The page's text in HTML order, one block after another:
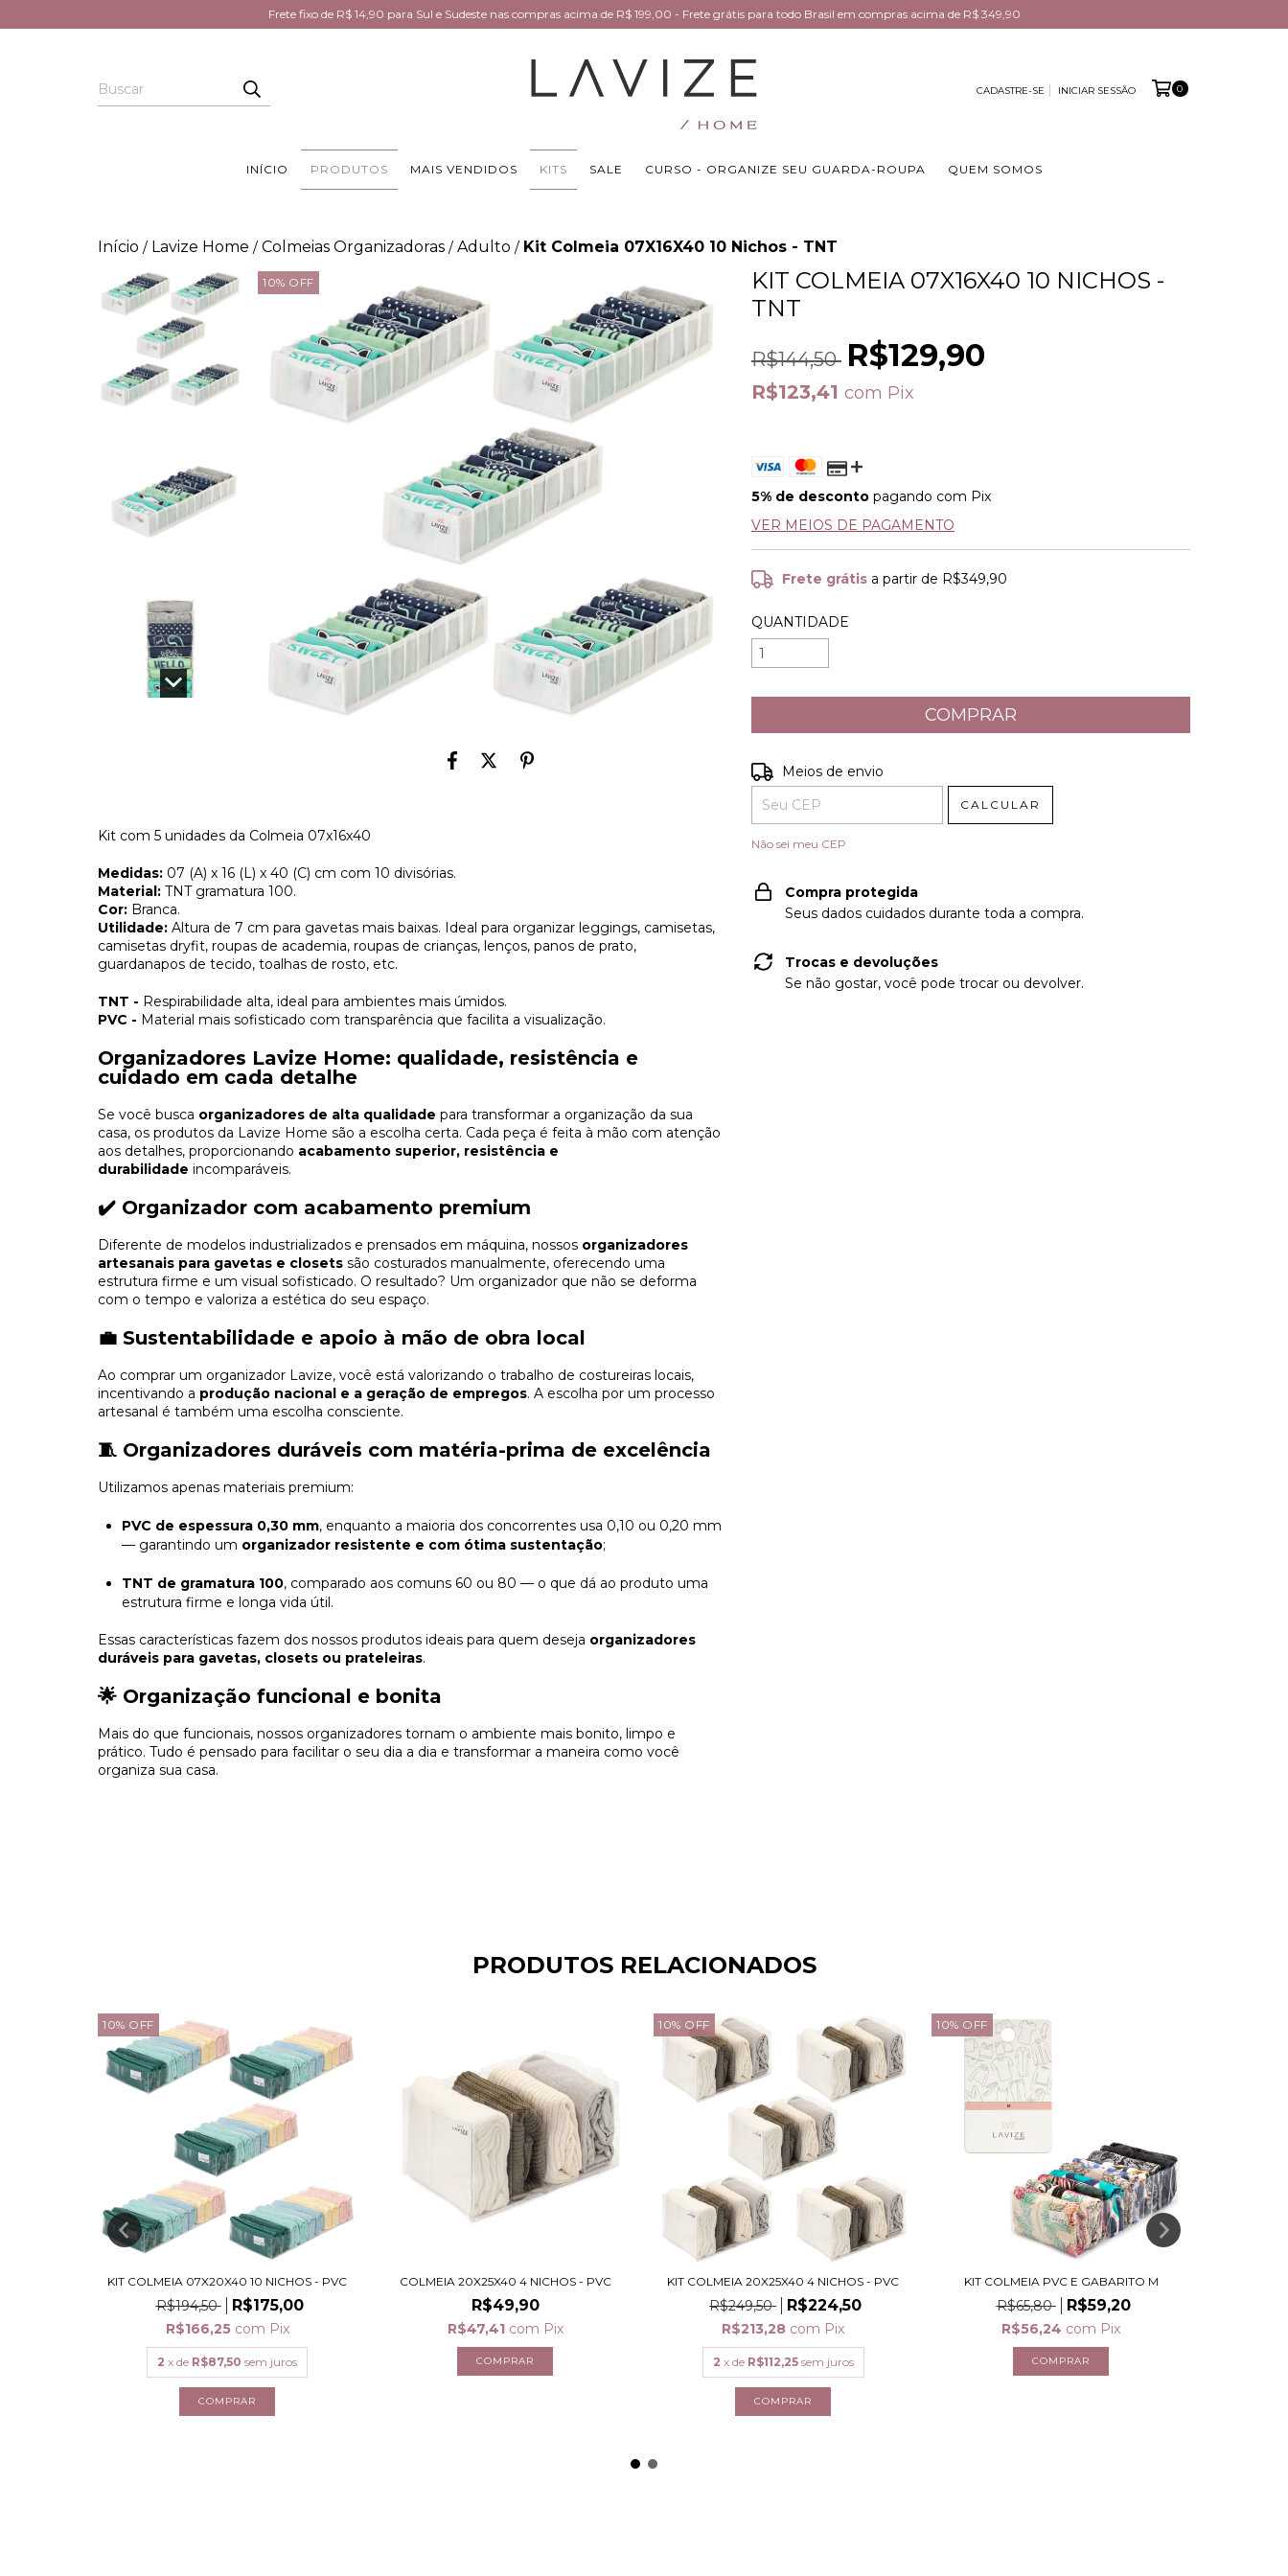
Frete fixo de R$ 14,90 para Sul e Sudeste nas compras acima de R$ 199,00 - Frete grátis para todo Brasil em compras acima de R$ 349,90
CADASTRE-SE INICIAR SESSÃO 0
INÍCIO PRODUTOS MAIS VENDIDOS KITS SALE CURSO - ORGANIZE SEU GUARDA-ROUPA QUEM SOMOS
Início / Lavize Home / Colmeias Organizadoras / Adulto / Kit Colmeia 07X16X40 10 Nichos - TNT
10% OFF
Kit com 5 unidades da Colmeia 07x16x40
Medidas: 07 (A) x 16 (L) x 40 (C) cm com 10 divisórias.
Material: TNT gramatura 100.
Cor: Branca.
Utilidade: Altura de 7 cm para gavetas mais baixas. Ideal para organizar leggings, camisetas,
camisetas dryfit, roupas de academia, roupas de crianças, lenços, panos de prato,
guardanapos de tecido, toalhas de rosto, etc.
TNT - Respirabilidade alta, ideal para ambientes mais úmidos.
PVC - Material mais sofisticado com transparência que facilita a visualização.
Organizadores Lavize Home: qualidade, resistência e
cuidado em cada detalhe
Se você busca organizadores de alta qualidade para transformar a organização da sua
casa, os produtos da Lavize Home são a escolha certa. Cada peça é feita à mão com atenção
aos detalhes, proporcionando acabamento superior, resistência e
durabilidade incomparáveis.
✔️ Organizador com acabamento premium
Diferente de modelos industrializados e prensados em máquina, nossos organizadores
artesanais para gavetas e closets são costurados manualmente, oferecendo uma
estrutura firme e um visual sofisticado. O resultado? Um organizador que não se deforma
com o tempo e valoriza a estética do seu espaço.
💼 Sustentabilidade e apoio à mão de obra local
Ao comprar um organizador Lavize, você está valorizando o trabalho de costureiras locais,
incentivando a produção nacional e a geração de empregos. A escolha por um processo
artesanal é também uma escolha consciente.
🧵 Organizadores duráveis com matéria-prima de excelência
Utilizamos apenas materiais premium:
PVC de espessura 0,30 mm, enquanto a maioria dos concorrentes usa 0,10 ou 0,20 mm
— garantindo um organizador resistente e com ótima sustentação;
TNT de gramatura 100, comparado aos comuns 60 ou 80 — o que dá ao produto uma
estrutura firme e longa vida útil.
Essas características fazem dos nossos produtos ideais para quem deseja organizadores
duráveis para gavetas, closets ou prateleiras.
🌟 Organização funcional e bonita
Mais do que funcionais, nossos organizadores tornam o ambiente mais bonito, limpo e
prático. Tudo é pensado para facilitar o seu dia a dia e transformar a maneira como você
organiza sua casa.
KIT COLMEIA 07X16X40 10 NICHOS -
TNT
R$144,50 R$129,90
R$123,41com Pix
5% de desconto pagando com Pix
VER MEIOS DE PAGAMENTO
Frete grátis a partir de R$349,90
QUANTIDADE
Entregas para o CEP:
Meios de envio
CALCULAR
Não sei meu CEP
Compra protegida
Seus dados cuidados durante toda a compra.
Trocas e devoluções
Se não gostar, você pode trocar ou devolver.
PRODUTOS RELACIONADOS
10% OFF
KIT COLMEIA 07X20X40 10 NICHOS - PVC
R$194,50 R$175,00
R$166,25 com Pix
2 x de R$87,50 sem juros
COLMEIA 20X25X40 4 NICHOS - PVC
R$49,90
R$47,41 com Pix
10% OFF
KIT COLMEIA 20X25X40 4 NICHOS - PVC
R$249,50 R$224,50
R$213,28 com Pix
2 x de R$112,25 sem juros
10% OFF
KIT COLMEIA PVC E GABARITO M
R$65,80 R$59,20
R$56,24 com Pix